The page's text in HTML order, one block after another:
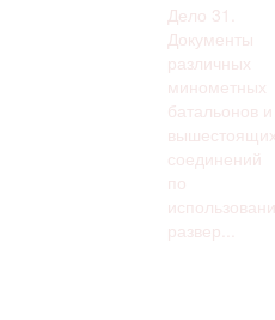
Дело 31.
Документы
различных
минометных
батальонов и
вышестоящих
соединений
по
развер...